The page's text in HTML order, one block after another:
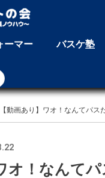
ーマー バスケ塾
【動画あり】ワオ！なんてパス
オ！なんて